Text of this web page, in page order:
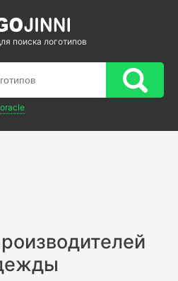
поиска логотипов
oracle